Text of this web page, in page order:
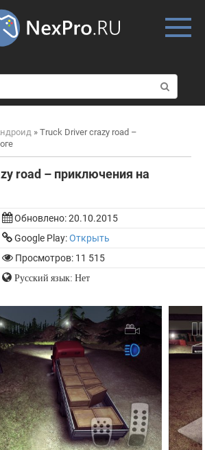
о
и
к
» Truck Driver crazy road –
road – приключения на
Обновлено:20.10.2015
Google Play:Открыть
Просмотров: 11 515
Русский язык: Нет